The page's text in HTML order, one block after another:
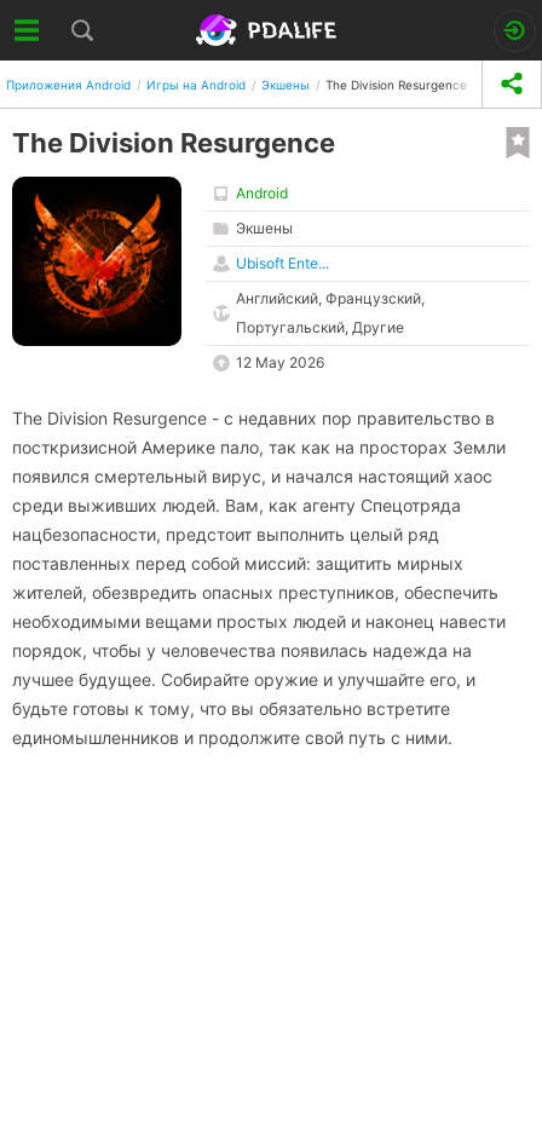
Приложения Android Игры на Android Экшены The Division Resurgence
The Division Resurgence
Android
Экшены
Ubisoft Ente...
Английский, Французский,
Португальский, Другие
12 May 2026
The Division Resurgence - с недавних пор правительство в
посткризисной Америке пало, так как на просторах Земли
появился смертельный вирус, и начался настоящий хаос
среди выживших людей. Вам, как агенту Спецотряда
нацбезопасности, предстоит выполнить целый ряд
поставленных перед собой миссий: защитить мирных
жителей, обезвредить опасных преступников, обеспечить
необходимыми вещами простых людей и наконец навести
порядок, чтобы у человечества появилась надежда на
лучшее будущее. Собирайте оружие и улучшайте его, и
будьте готовы к тому, что вы обязательно встретите
единомышленников и продолжите свой путь с ними.